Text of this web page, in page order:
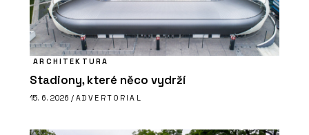
ARCHITEKTURA
Stadiony, které něco vydrží
15. 6. 2026 / ADVERTORIAL